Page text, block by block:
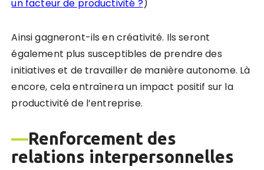
un facteur de productivité ?)
Ainsi gagneront-ils en créativité. Ils seront
également plus susceptibles de prendre des
initiatives et de travailler de manière autonome. Là
encore, cela entraînera un impact positif sur la
productivité de l’entreprise.
—Renforcement des
relations interpersonnelles